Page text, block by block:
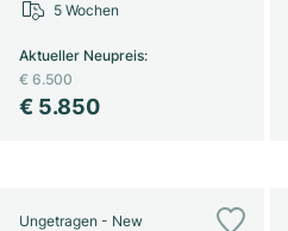
€ 5.850
Aktueller Neupreis:
€ 6.500
5 Wochen
Ungetragen - New